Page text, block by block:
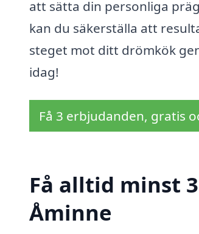
att sätta din personliga
kan du säkerställa att
steget mot ditt drömkök
idag!
Få 3 erbjudanden, gratis
Få alltid minst
Åminne